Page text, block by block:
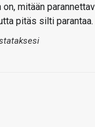
on, mitään
pitäs silti parantaa.